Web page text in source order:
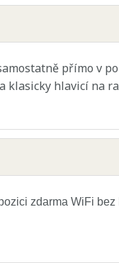
přímo v
hlavicí na
zdarma WiFi